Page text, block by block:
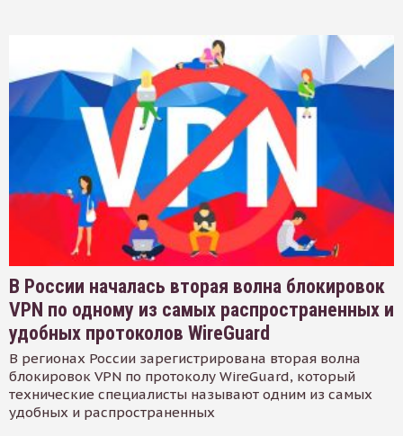
В России началась вторая волна блокировок
VPN по одному из самых распространенных и
удобных протоколов WireGuard
В регионах России зарегистрирована вторая волна
блокировок VPN по протоколу WireGuard, который
технические специалисты называют одним из самых
удобных и распространенных